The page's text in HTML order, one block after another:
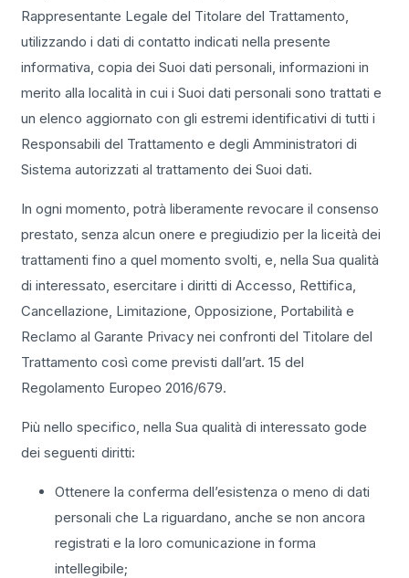
Rappresentante Legale del Titolare del Trattamento,
utilizzando i dati di contatto indicati nella presente
informativa, copia dei Suoi dati personali, informazioni in
merito alla località in cui i Suoi dati personali sono trattati e
un elenco aggiornato con gli estremi identificativi di tutti i
Responsabili del Trattamento e degli Amministratori di
Sistema autorizzati al trattamento dei Suoi dati.
In ogni momento, potrà liberamente revocare il consenso
prestato, senza alcun onere e pregiudizio per la liceità dei
trattamenti fino a quel momento svolti, e, nella Sua qualità
di interessato, esercitare i diritti di Accesso, Rettifica,
Cancellazione, Limitazione, Opposizione, Portabilità e
Reclamo al Garante Privacy nei confronti del Titolare del
Trattamento così come previsti dall’art. 15 del
Regolamento Europeo 2016/679.
Più nello specifico, nella Sua qualità di interessato gode
dei seguenti diritti:
Ottenere la conferma dell’esistenza o meno di dati
personali che La riguardano, anche se non ancora
registrati e la loro comunicazione in forma
intellegibile;